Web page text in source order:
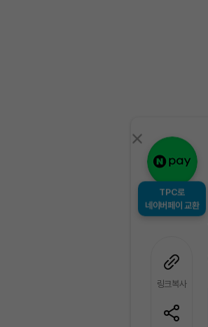
TPC로
네이버페이 교환
링크복사